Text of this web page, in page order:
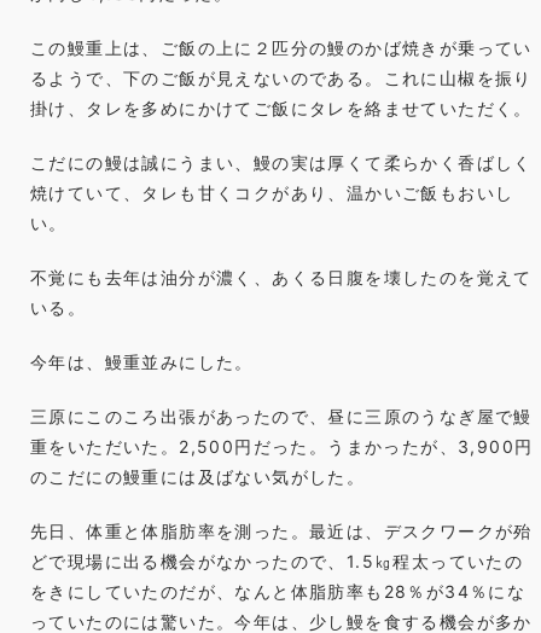
この鰻重上は、ご飯の上に２匹分の鰻のかば焼きが乗ってい
るようで、下のご飯が見えないのである。これに山椒を振り
掛け、タレを多めにかけてご飯にタレを絡ませていただく。
こだにの鰻は誠にうまい、鰻の実は厚くて柔らかく香ばしく
焼けていて、タレも甘くコクがあり、温かいご飯もおいし
い。
不覚にも去年は油分が濃く、あくる日腹を壊したのを覚えて
いる。
今年は、鰻重並みにした。
三原にこのころ出張があったので、昼に三原のうなぎ屋で鰻
重をいただいた。2,500円だった。うまかったが、3,900円
のこだにの鰻重には及ばない気がした。
先日、体重と体脂肪率を測った。最近は、デスクワークが殆
どで現場に出る機会がなかったので、1.5㎏程太っていたの
をきにしていたのだが、なんと体脂肪率も28％が34％にな
っていたのには驚いた。今年は、少し鰻を食する機会が多か